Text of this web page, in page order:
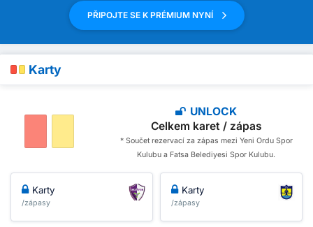
PŘIPOJTE SE K PRÉMIUM NYNÍ
Karty
UNLOCK
Celkem karet / zápas
* Součet rezervací za zápas mezi Yeni Ordu Spor
Kulubu a Fatsa Belediyesi Spor Kulubu.
Karty
/zápasy
Karty
/zápasy